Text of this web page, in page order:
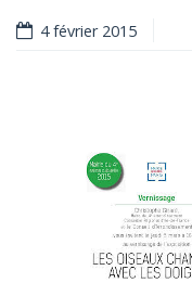
4 février 2015